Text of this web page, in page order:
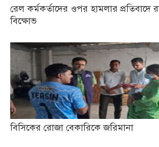
রেল কর্মকর্তাদের ওপর হামলার প্রতিবাদে
বিক্ষোভ
বিসিকের রোজা বেকারিকে জরিমানা